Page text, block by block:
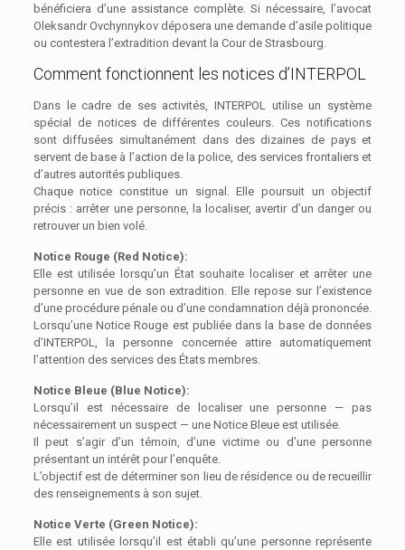
bénéficiera d’une assistance complète. Si nécessaire, l’avocat
Oleksandr Ovchynnykov déposera une demande d’asile politique
ou contestera l’extradition devant la Cour de Strasbourg.
Comment fonctionnent les notices d’INTERPOL
Dans le cadre de ses activités, INTERPOL utilise un système
spécial de notices de différentes couleurs. Ces notifications
sont diffusées simultanément dans des dizaines de pays et
servent de base à l’action de la police, des services frontaliers et
d’autres autorités publiques.
Chaque notice constitue un signal. Elle poursuit un objectif
précis : arrêter une personne, la localiser, avertir d’un danger ou
retrouver un bien volé.
Notice Rouge (Red Notice):
Elle est utilisée lorsqu’un État souhaite localiser et arrêter une
personne en vue de son extradition. Elle repose sur l’existence
d’une procédure pénale ou d’une condamnation déjà prononcée.
Lorsqu’une Notice Rouge est publiée dans la base de données
d’INTERPOL, la personne concernée attire automatiquement
l’attention des services des États membres.
Notice Bleue (Blue Notice):
Lorsqu’il est nécessaire de localiser une personne — pas
nécessairement un suspect — une Notice Bleue est utilisée.
Il peut s’agir d’un témoin, d’une victime ou d’une personne
présentant un intérêt pour l’enquête.
L’objectif est de déterminer son lieu de résidence ou de recueillir
des renseignements à son sujet.
Notice Verte (Green Notice):
Elle est utilisée lorsqu’il est établi qu’une personne représente